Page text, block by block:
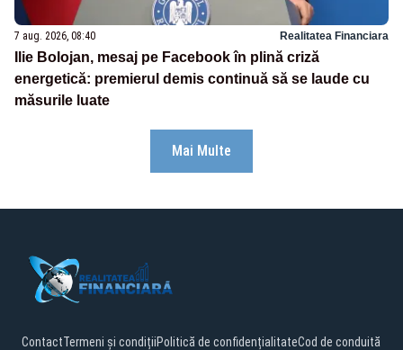
7 aug. 2026, 08:40 Realitatea Financiara
Ilie Bolojan, mesaj pe Facebook în plină criză
energetică: premierul demis continuă să se laude cu
măsurile luate
Mai Multe
ContactTermeni și condițiiPolitică de confidențialitateCod de conduită